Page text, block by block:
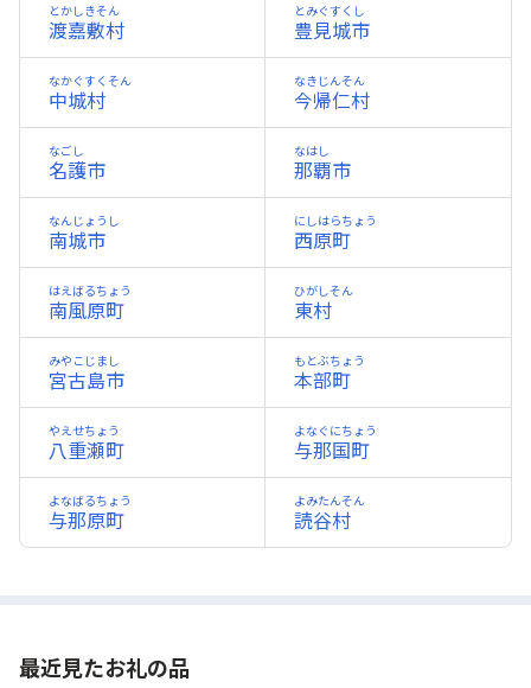
渡嘉敷村
とかしきそん
豊見城市
とみぐすくし
中城村
なかぐすくそん
今帰仁村
なきじんそん
名護市
なごし
那覇市
なはし
南城市
なんじょうし
西原町
にしはらちょう
南風原町
はえばるちょう
東村
ひがしそん
宮古島市
みやこじまし
本部町
もとぶちょう
八重瀬町
やえせちょう
与那国町
よなぐにちょう
与那原町
よなばるちょう
読谷村
よみたんそん
最近見たお礼の品